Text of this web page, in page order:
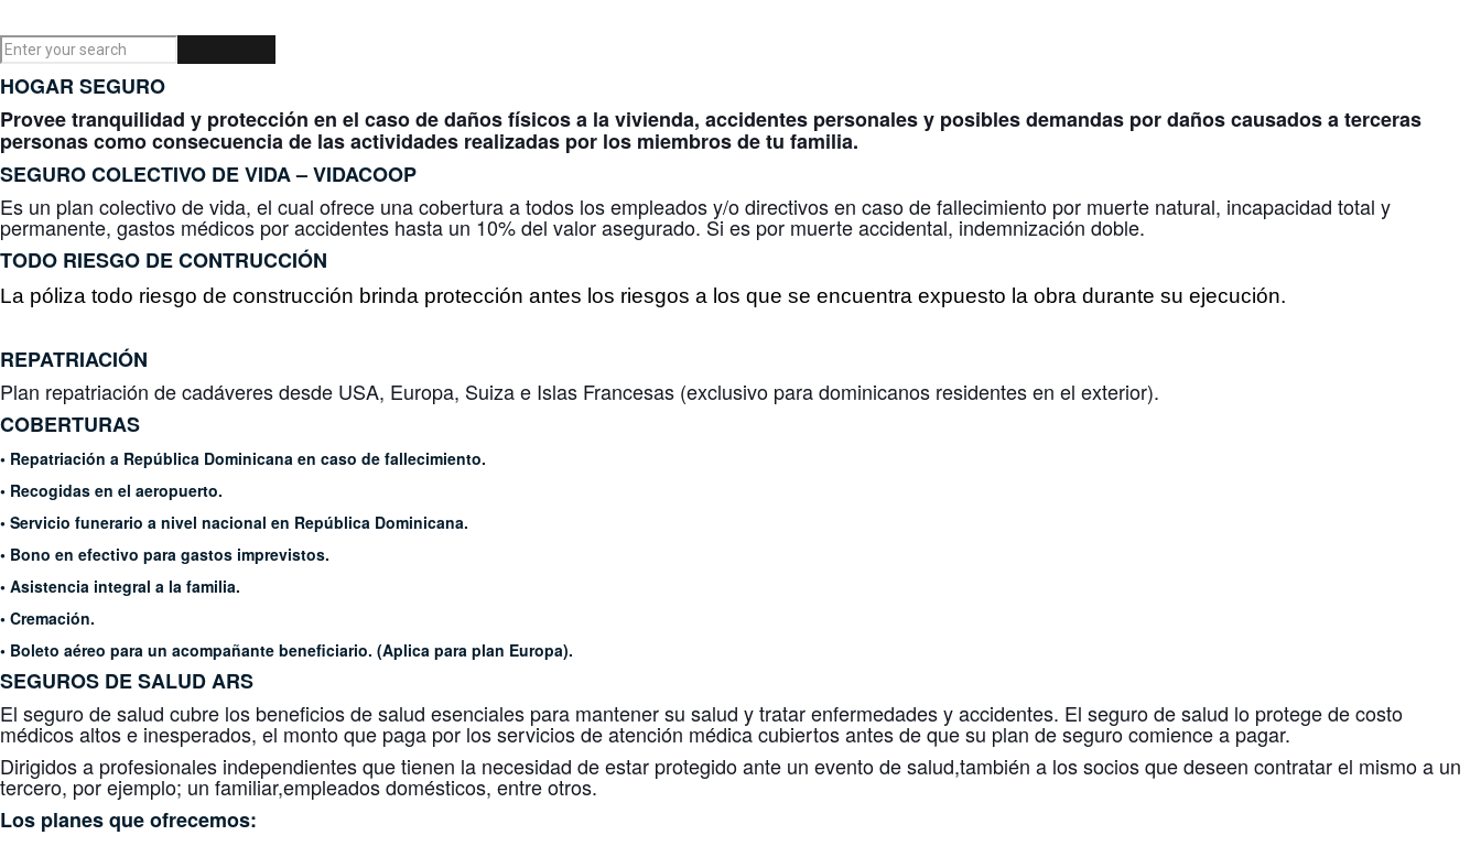
HOGAR SEGURO
Provee tranquilidad y protección en el caso de daños físicos a la vivienda, accidentes personales y posibles demandas por daños causados a terceras
personas como consecuencia de las actividades realizadas por los miembros de tu familia.
SEGURO COLECTIVO DE VIDA –VIDACOOP
Es un plan colectivo de vida, el cual ofrece una cobertura a todos los empleados y/o directivos en caso de fallecimiento por muerte natural, incapacidad total y
permanente, gastos médicos por accidentes hasta un 10% del valor asegurado. Si es por muerte accidental, indemnización doble.
TODO RIESGO DE CONTRUCCIÓN
La póliza todo riesgo de construcción brinda protección antes los riesgos a los que se encuentra expuesto la obra durante su ejecución.
REPATRIACIÓN
Plan repatriación de cadáveres desde USA, Europa, Suiza e Islas Francesas (exclusivo para dominicanos residentes en el exterior).
COBERTURAS
• Repatriación a República Dominicana en caso de fallecimiento.
• Recogidas en el aeropuerto.
• Servicio funerario a nivel nacional en República Dominicana.
• Bono en efectivo para gastos imprevistos.
• Asistencia integral a la familia.
• Cremación.
• Boleto aéreo para un acompañante beneficiario. (Aplica para plan Europa).
SEGUROS DE SALUDARS
El seguro de salud cubre los beneficios de salud esenciales para mantener su salud y tratar enfermedades y accidentes. El seguro de salud lo protege de costo
médicos altos e inesperados, el monto que paga por los servicios de atención médica cubiertos antes de que su plan de seguro comience a pagar.
Dirigidos a profesionales independientes que tienen la necesidad de estar protegido ante un evento de salud,también a los socios que deseen contratar el mismo a un
tercero, por ejemplo; un familiar,empleados domésticos, entre otros.
Los planes que ofrecemos: